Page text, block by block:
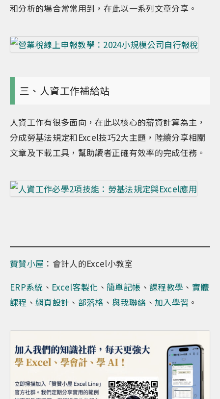
和分析的場合常常用到，在此以一系列文章分享。
三、人資工作補給站
人資工作有很多面向，在此以核心的薪資計算為主，
分成勞基法規定和Excel技巧2大主題，陸續分享相關
文章及下載工具，幫助讀者正確有效率的完成任務。
贊贊小屋 ：會計人的Excel小教室
ERP系統 、 Excel客製化 、簡單記帳 、 課程教學 、 實體
課程 、網頁設計 、 部落格 、與我聯絡 、 加入學習 。